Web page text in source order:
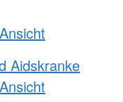
Aidskranke